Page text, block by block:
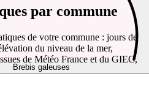
Brebis galeuses
par commune
de votre commune : jours de
du niveau de la mer,
de Météo France et du GIEC,